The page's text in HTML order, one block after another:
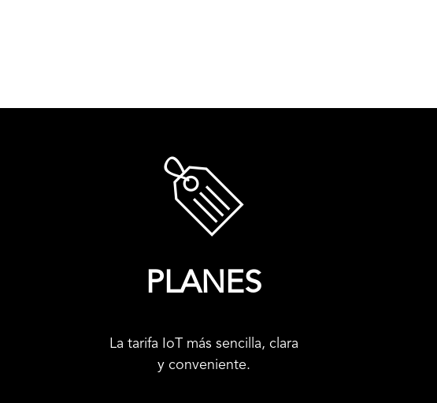
PLANES
La tarifa IoT más sencilla, clara
y conveniente.